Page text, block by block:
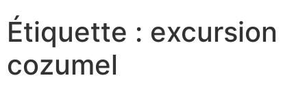
Étiquette : excursion
cozumel